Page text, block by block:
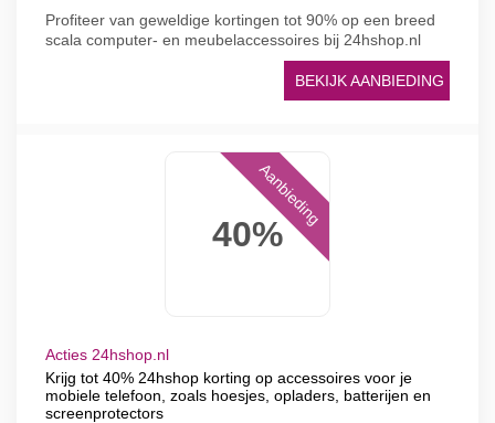
Profiteer van geweldige kortingen tot 90% op een breed
scala computer- en meubelaccessoires bij 24hshop.nl
BEKIJK AANBIEDING
40%
Aanbieding
Acties 24hshop.nl
Krijg tot 40% 24hshop korting op accessoires voor je
mobiele telefoon, zoals hoesjes, opladers, batterijen en
screenprotectors